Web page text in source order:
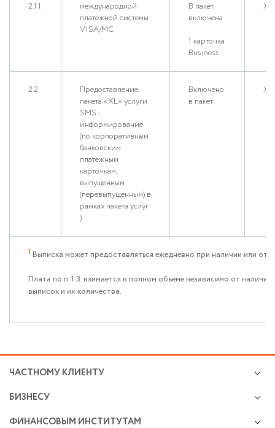
2.1.1.
международной
платежной системы
VISA/MC
В пакет
включена
1 карточка
Business
Х
2.2.
Предоставление
пакета «XL» услуги
SMS -
информирование
(по корпоративным
банковским
платежным
карточкам,
выпущенным
(перевыпущенным) в
рамках пакета услуг
)
Включено
в пакет
Х
1 Выписка может предоставляться ежедневно при наличии или
Плата по п. 1.3. взимается в полном объеме независимо от
выписок и их количества.
ЧАСТНОМУ КЛИЕНТУ
Валютно-обменные операции
Cбережения и инвестиции
БИЗНЕСУ
ФИНАНСОВЫМ ИНСТИТУТАМ